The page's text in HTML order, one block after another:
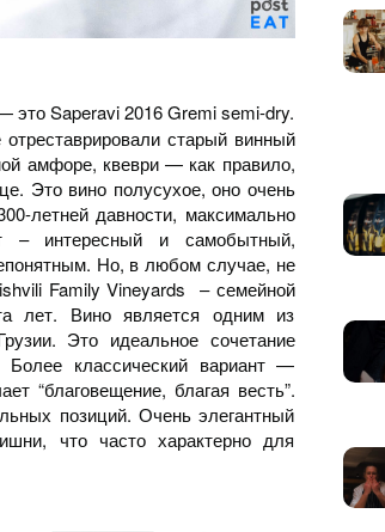
это Saperavi 2016 Gremi semi-dry.
старый винный
амфоре, квеври — как правило,
Это вино полусухое, оно очень
летней давности, максимально
– интересный и самобытный,
Но, в любом случае, не
Family Vineyards – семейной
лет. Вино является одним из
Это идеальное сочетание
Более классический вариант —
“благовещение, благая весть”.
позиций. Очень элегантный
что часто характерно для